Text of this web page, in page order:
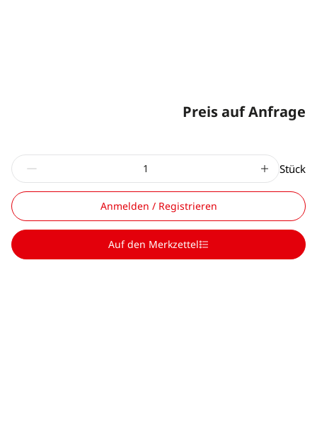
Preis auf Anfrage
Stück
Anmelden / Registrieren
Auf den Merkzettel